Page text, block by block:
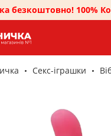
безкоштовно! 100%
Секс-iграшки